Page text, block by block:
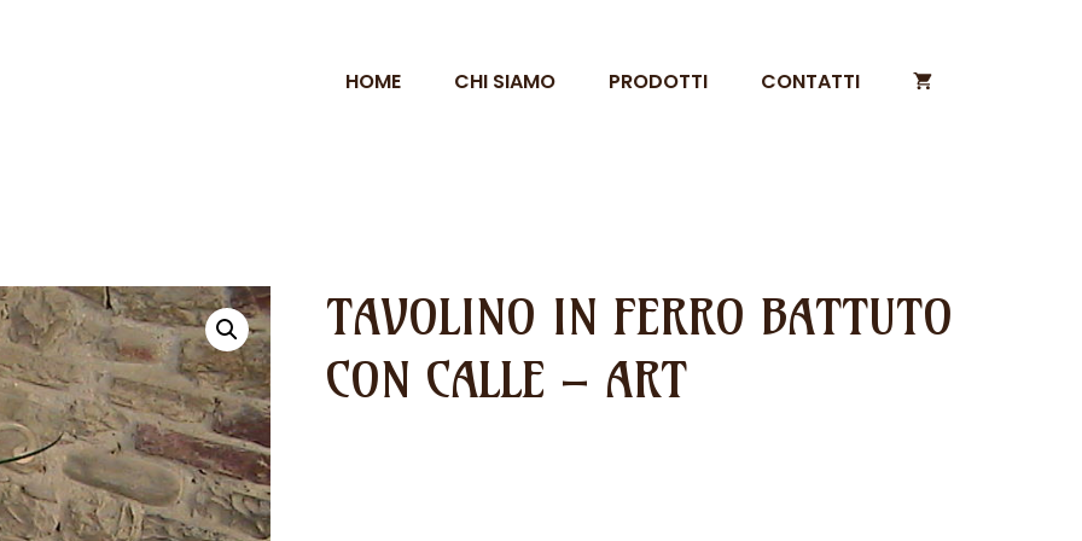
HOME CHI SIAMO PRODOTTI CONTATTI
TAVOLINO IN FERRO BATTUTO
CON CALLE – ART